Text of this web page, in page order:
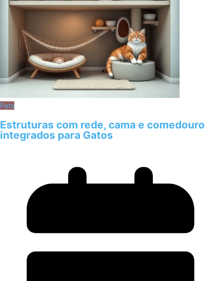
Pets
Estruturas com rede, cama e comedouro
integrados para Gatos